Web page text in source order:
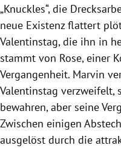
„Knuckles“, die
neue Existenz flattert
Valentinstag, die ihn in
stammt von Rose, einer
Vergangenheit. Marvin
Valentinstag verzweifelt,
bewahren, aber seine
Zwischen einigen
ausgelöst durch die